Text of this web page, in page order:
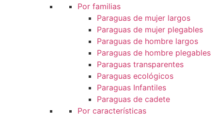
Por familias
Paraguas de mujer largos
Paraguas de mujer plegables
Paraguas de hombre largos
Paraguas de hombre plegables
Paraguas transparentes
Paraguas ecológicos
Paraguas Infantiles
Paraguas de cadete
Por características